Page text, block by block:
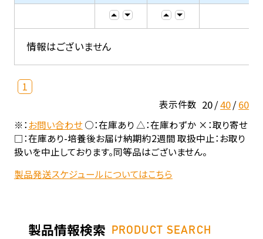
情報はございません
1
表示件数 20 40 60
※：お問い合わせ○：在庫あり △：在庫わずか ×：取り寄せ
□：在庫あり-培養後お届け納期約2週間 取扱中止：お取り
扱いを中止しております。同等品はございません。
製品発送スケジュールについてはこちら
製品情報検索 PRODUCT SEARCH